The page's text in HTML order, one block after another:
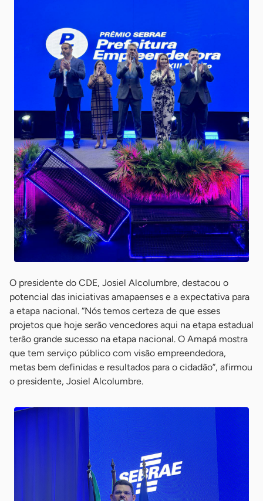
O presidente do CDE, Josiel Alcolumbre, destacou o
potencial das iniciativas amapaenses e a expectativa para
a etapa nacional. “Nós temos certeza de que esses
projetos que hoje serão vencedores aqui na etapa estadual
terão grande sucesso na etapa nacional. O Amapá mostra
que tem serviço público com visão empreendedora,
metas bem definidas e resultados para o cidadão”, afirmou
o presidente, Josiel Alcolumbre.